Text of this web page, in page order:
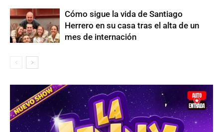
Cómo sigue la vida de Santiago
Herrero en su casa tras el alta de un
mes de internación